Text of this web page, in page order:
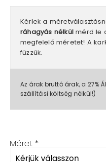
Kérlek a
ráhagyás nélkül mérd le
megfelelő méretet! A
fűzzük.
Az árak bruttó árak, a 27%
szállítási költség nélkül!)
Méret *